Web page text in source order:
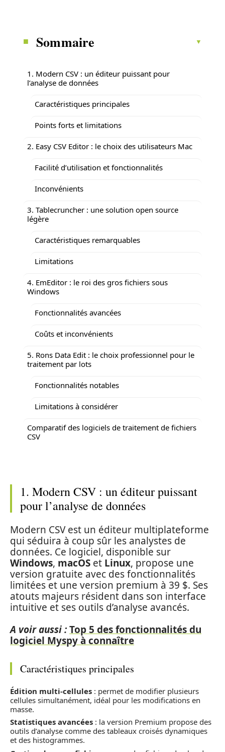
Sommaire
1. Modern CSV : un éditeur puissant pour
l’analyse de données
Caractéristiques principales
Points forts et limitations
2. Easy CSV Editor : le choix des utilisateurs Mac
Facilité d’utilisation et fonctionnalités
Inconvénients
3. Tablecruncher : une solution open source
légère
Caractéristiques remarquables
Limitations
4. EmEditor : le roi des gros fichiers sous
Windows
Fonctionnalités avancées
Coûts et inconvénients
5. Rons Data Edit : le choix professionnel pour le
traitement par lots
Fonctionnalités notables
Limitations à considérer
Comparatif des logiciels de traitement de fichiers
CSV
1. Modern CSV : un éditeur puissant
pour l’analyse de données
Modern CSV est un éditeur multiplateforme
qui séduira à coup sûr les analystes de
données. Ce logiciel, disponible sur
Windows, macOS et Linux, propose une
version gratuite avec des fonctionnalités
limitées et une version premium à 39 $. Ses
atouts majeurs résident dans son interface
intuitive et ses outils d’analyse avancés.
A voir aussi :Top 5 des fonctionnalités du
logiciel Myspy à connaître
Caractéristiques principales
Édition multi-cellules : permet de modifier plusieurs
cellules simultanément, idéal pour les modifications en
masse.
Statistiques avancées : la version Premium propose des
outils d’analyse comme des tableaux croisés dynamiques
et des histogrammes.